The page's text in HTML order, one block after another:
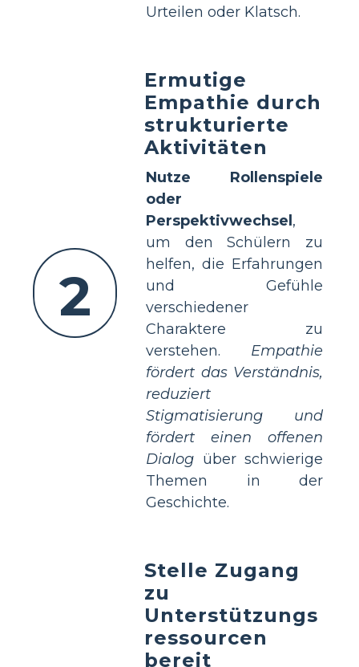
Urteilen oder Klatsch.
2
Ermutige
Empathie durch
strukturierte
Aktivitäten
Nutze Rollenspiele
oder
Perspektivwechsel ,
um den Schülern zu
helfen, die Erfahrungen
und Gefühle
verschiedener
Charaktere zu
verstehen. Empathie
fördert das Verständnis,
reduziert
Stigmatisierung und
fördert einen offenen
Dialog über schwierige
Themen in der
Geschichte.
Stelle Zugang
zu
Unterstützungs
ressourcen
bereit